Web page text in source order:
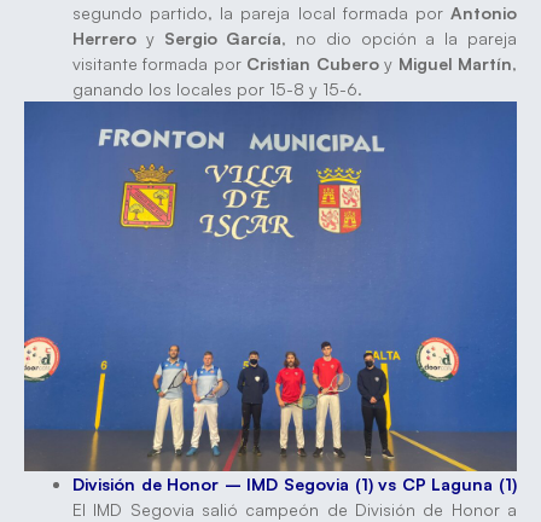
segundo partido, la pareja local formada por Antonio
Herrero y Sergio García, no dio opción a la pareja
visitante formada por Cristian Cuberoy Miguel Martín,
ganando los locales por 15-8 y 15-6.
División de Honor – IMD Segovia (1) vs CP Laguna (1)
El IMD Segovia salió campeón de División de Honor a